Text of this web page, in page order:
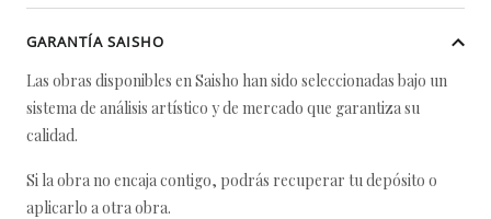
GARANTÍA SAISHO
Las obras disponibles en Saisho han sido seleccionadas bajo un
sistema de análisis artístico y de mercado que garantiza su
calidad.
Si la obra no encaja contigo, podrás recuperar tu depósito o
aplicarlo a otra obra.